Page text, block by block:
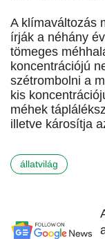
A klímaváltozás
írják a néhány
tömeges
koncentrációjú
szétrombolni a
kis
méhek
illetve károsítja
állatvilág